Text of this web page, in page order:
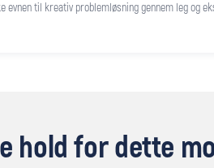
evnen til kreativ problemløsning gennem leg og
hold for dette